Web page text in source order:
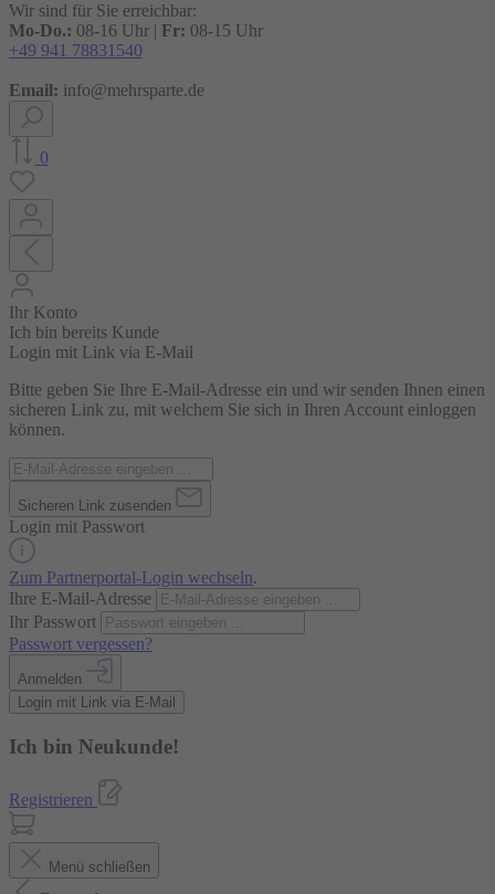
Wir sind für Sie erreichbar:
Mo-Do.: 08-16 Uhr | Fr: 08-15 Uhr
+49 941 78831540
Email: info@mehrsparte.de
0
Ihr Konto
Ich bin bereits Kunde
Login mit Link via E-Mail
Bitte geben Sie Ihre E-Mail-Adresse ein und wir senden Ihnen einen
sicheren Link zu, mit welchem Sie sich in Ihren Account einloggen
können.
Sicheren Link zusenden
Login mit Passwort
Zum Partnerportal-Login wechseln.
Ihre E-Mail-Adresse
Ihr Passwort
Passwort vergessen?
Anmelden
Login mit Link via E-Mail
Ich bin Neukunde!
Registrieren
Menü schließen